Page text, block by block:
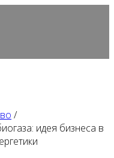
/
идея бизнеса в